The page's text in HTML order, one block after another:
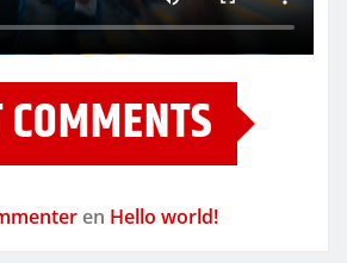
COMMENTS
en Hello world!